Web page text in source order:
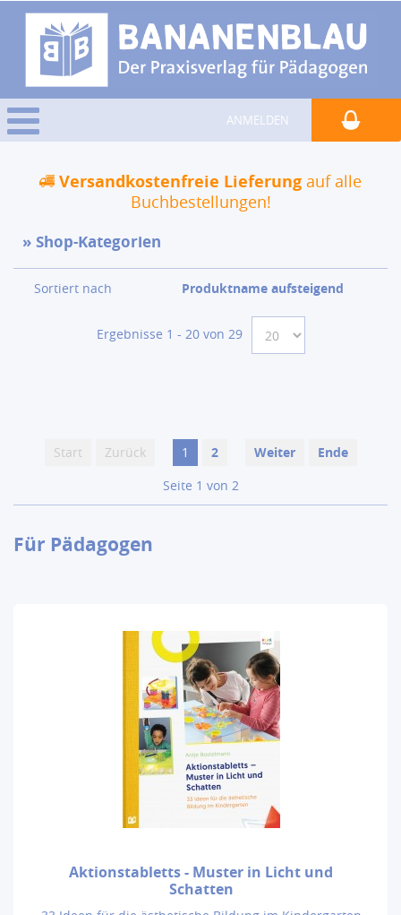
ANMELDEN
Versandkostenfreie Lieferung auf alle
Buchbestellungen!
Shop-Kategorien
Sortiert nach Produktname aufsteigend
Ergebnisse 1 - 20 von 29
Start Zurück 1 2 Weiter
Ende
Seite 1 von 2
Für Pädagogen
Aktionstabletts - Muster in Licht und
Schatten